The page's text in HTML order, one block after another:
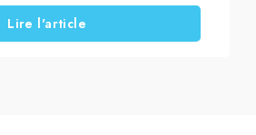
une méthode adaptée.
beaux jours, le temps passé en
Par conséquent, il devient
Lire l'article